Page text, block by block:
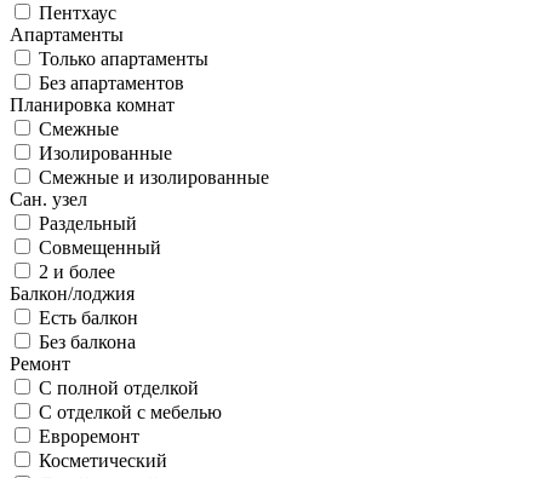
Пентхаус
Апартаменты
Только апартаменты
Без апартаментов
Планировка комнат
Смежные
Изолированные
Смежные и изолированные
Сан. узел
Раздельный
Совмещенный
2 и более
Балкон/лоджия
Есть балкон
Без балкона
Ремонт
С полной отделкой
С отделкой с мебелью
Евроремонт
Косметический